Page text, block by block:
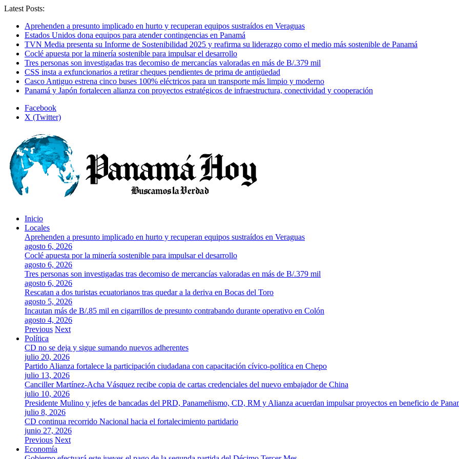
Latest Posts:
Aprehenden a presunto implicado en hurto y recuperan equipos sustraídos en Veraguas
Estados Unidos dona equipos para atender contingencias en Panamá
TVN Media presenta su Informe de Sostenibilidad 2025 y reafirma su liderazgo como el medio más sostenible de Panamá
Coclé apuesta por la minería sostenible para impulsar el desarrollo
Tres personas son investigadas tras decomiso de mercancías valoradas en más de B/.379 mil
CSS insta a exfuncionarios a retirar cheques pendientes de prima de antigüedad
Casco Antiguo estrena cinco buses 100% eléctricos para un transporte más limpio y moderno
Panamá y Japón fortalecen alianza con proyectos estratégicos de infraestructura, conectividad y cooperación
Facebook
X (Twitter)
Inicio
Locales
Aprehenden a presunto implicado en hurto y recuperan equipos sustraídos en Veraguas
agosto 6, 2026
Coclé apuesta por la minería sostenible para impulsar el desarrollo
agosto 6, 2026
Tres personas son investigadas tras decomiso de mercancías valoradas en más de B/.379 mil
agosto 6, 2026
Rescatan a dos turistas ecuatorianos tras quedar a la deriva en Bocas del Toro
agosto 5, 2026
Incautan más de B/.85 mil en cigarrillos de presunto contrabando durante operativo en Colón
agosto 4, 2026
Previous Next
Política
CD no se deja y sigue sumando nuevos adherentes
julio 20, 2026
Partido Alianza fortalece la participación ciudadana con capacitación cívico-política en Chepo
julio 13, 2026
Canciller Martínez-Acha Vásquez recibe copia de cartas credenciales del nuevo embajador de China
julio 10, 2026
Presidente Mulino y jefes de bancadas del PRD, Panameñismo, CD, RM y Alianza acuerdan impulsar proyectos en beneficio de
julio 8, 2026
CD continua recorrido Nacional hacia el fortalecimiento partidario
junio 27, 2026
Previous Next
Economía